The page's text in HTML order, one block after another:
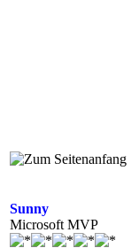
Sunny
Microsoft MVP